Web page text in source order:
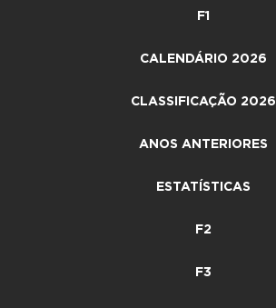
F1
CALENDÁRIO 2026
CLASSIFICAÇÃO 2026
ANOS ANTERIORES
ESTATÍSTICAS
F2
F3